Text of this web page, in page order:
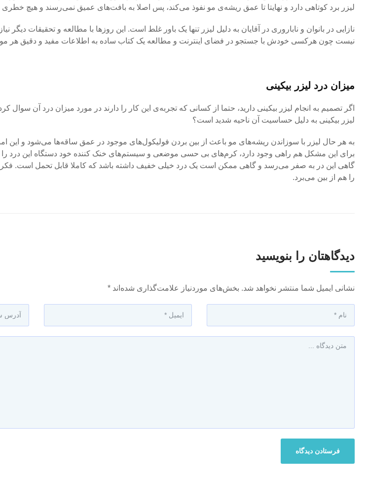
لیزر برد کوتاهی دارد و نهایتا تا عمق ریشه‌ی مو نفوذ می‌کند، پس اصلا به بافت‌های عمیق نمی‌رسند و هیچ خطری
نازایی در بانوان و ناباروری در آقایان به دلیل لیزر تنها یک باور غلط است. این روزها با مطالعه و تحقیقات دیگر
نیست چون هرکسی خودش با جستجو در فضای اینترنت و مطالعه یک کتاب ساده به اطلاعات مفید و دقیق هر
میزان درد لیزر بیکینی
اگر تصمیم به انجام لیزر بیکینی دارید، حتما از کسانی که تجربه‌ی این کار را دارند در مورد میزان درد آن سوال
لیزر بیکینی به دلیل حساسیت آن ناحیه شدید است؟
به هر حال لیزر با سوزاندن ریشه‌های مو باعث از بین بردن فولیکول‌های موجود در عمق ساقه‌ها می‌شود و این
برای این مشکل هم راهی وجود دارد، کرم‌های بی حسی موضعی و سیستم‌های خنک کننده خود دستگاه این درد را
گاهی این در به صفر می‌رسد و گاهی ممکن است یک درد خیلی خفیف داشته باشد که کاملا قابل تحمل است.
را هم از بین می‌برد.
دیدگاهتان را بنویسید
نشانی ایمیل شما منتشر نخواهد شد. بخش‌های موردنیاز علامت‌گذاری شده‌اند *